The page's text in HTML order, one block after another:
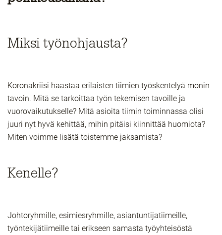
Miksi työnohjausta?
Koronakriisi haastaa erilaisten tiimien työskentelyä monin
tavoin. Mitä se tarkoittaa työn tekemisen tavoille ja
vuorovaikutukselle? Mitä asioita tiimin toiminnassa olisi
juuri nyt hyvä kehittää, mihin pitäisi kiinnittää huomiota?
Miten voimme lisätä toistemme jaksamista?
Kenelle?
Johtoryhmille, esimiesryhmille, asiantuntijatiimeille,
työntekijätiimeille tai erikseen samasta työyhteisöstä